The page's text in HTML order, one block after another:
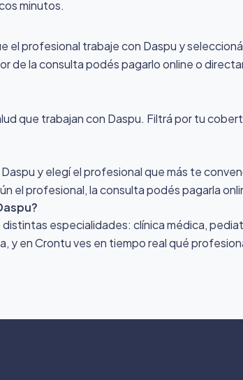
minutos.
el profesional trabaje con Daspu y
de la consulta podés pagarlo online o
que trabajan con Daspu. Filtrá por tu
y elegí el profesional que más te
el profesional, la consulta podés pagarla
especialidades: clínica médica,
y en Crontu ves en tiempo real qué